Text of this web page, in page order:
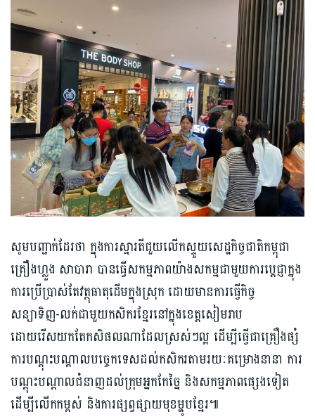
សូមបញ្ជាក់ដែរថា ក្នុងការស្មារតីជួយលើកស្ទួយសេដ្ឋកិច្ចជាតិកម្ពុជា
គ្រឿងហ្លួង សាបារា បានធ្វើសកម្មភាពយ៉ាងសកម្មជាមួយការប្ដេជ្ញាក្នុង
ការប្រើប្រាស់តែវត្ថុធាតុដើមក្នុងស្រុក ដោយមានការធ្វើកិច្ច
សន្យាទិញ-លក់ជាមួយកសិករខ្មែរនៅក្នុងខេត្តសៀមរាប
ដោយរើសយកតែកសិផលណាដែលស្រស់ៗល្អ ដើម្បីធ្វើជាគ្រឿងផ្សំ
ការបណ្ដុះបណ្ដាលបច្ចេកទេសដល់កសិករតាមរយៈគម្រោងនានា ការ
បណ្ដុះបណ្ដាលជំនាញដល់ក្រុមអ្នកកែច្នៃ និងសកម្មភាពផ្សេងទៀត
ដើម្បីលើកកម្ពស់ និងការផ្សព្វផ្សាយមុខម្ហូបខ្មែរ៕